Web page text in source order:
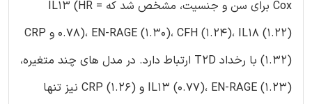
Cox برای سن و جنسیت، مشخص شد که IL13 (HR =
0.78)، EN-RAGE (1.30)، CFH (1.24)، IL18 (1.22) و CRP
(1.32) با رخداد T2D ارتباط دارد. در مدل های چند متغیره،
IL13 (0.77)، EN-RAGE (1.23) و CRP (1.26) نیز تنها